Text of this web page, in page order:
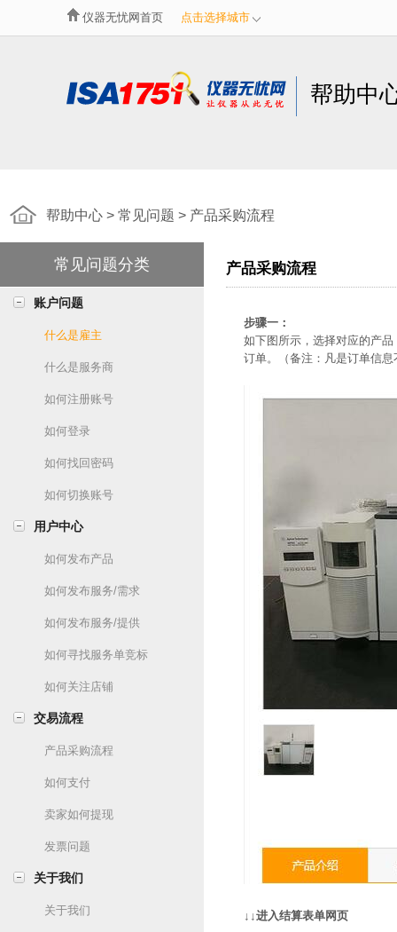
仪器无忧网首页 点击选择城市
帮助中
帮助中心 > 常见问题 > 产品采购流程
常见问题分类
账户问题
什么是雇主
什么是服务商
如何注册账号
如何登录
如何找回密码
如何切换账号
用户中心
如何发布产品
如何发布服务/需求
如何发布服务/提供
如何寻找服务单竞标
如何关注店铺
交易流程
产品采购流程
如何支付
卖家如何提现
发票问题
关于我们
关于我们
产品采购流程
步骤一：
如下图所示，选择对应的产
订单。（备注：凡是订单信
↓↓进入结算表单网页